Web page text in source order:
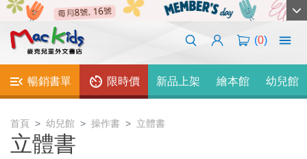
(0)
暢銷書單 限時價 新品上架 繪本館 幼兒館
首頁 幼兒館 操作書 立體書
立體書